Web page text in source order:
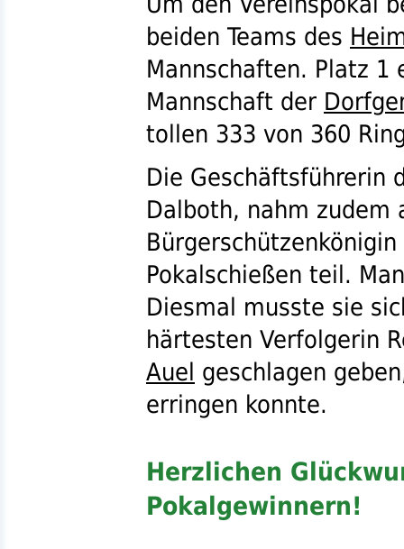
beiden Teams des
Mannschaften. Platz 1
Mannschaft der
tollen 333 von 360
Die Geschäftsführerin
Dalboth, nahm zudem
Pokalschießen teil.
Diesmal musste sie
härtesten Verfolgerin
Auel geschlagen
erringen konnte.
Herzlichen
Pokalgewinnern!